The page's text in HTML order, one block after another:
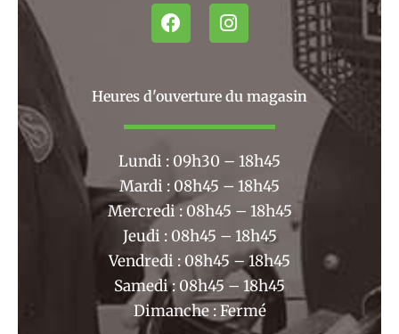
F
a
b
o
k
I
n
a
r
m
Heures d'ouverture du magasin
Lundi : 09h30 – 18h45
Mardi : 08h45 – 18h45
Mercredi : 08h45 – 18h45
Jeudi : 08h45 – 18h45
Vendredi : 08h45 – 18h45
Samedi : 08h45 – 18h45
Dimanche : Fermé